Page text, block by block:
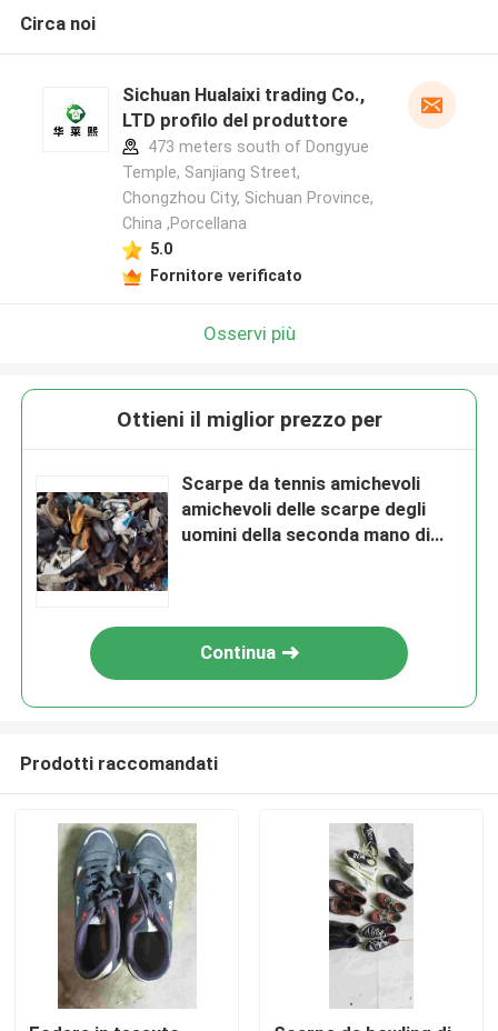
Casa
Circa noi
Sichuan Hualaixi trading Co.,
LTD profilo del produttore
473 meters south of Dongyue
Temple, Sanjiang Street,
Chongzhou City, Sichuan Province,
China ,Porcellana
5.0
Fornitore verificato
Osservi più
Ottieni il miglior prezzo per
Scarpe da tennis amichevoli
amichevoli delle scarpe degli
uomini della seconda mano di
Continua
Prodotti raccomandati